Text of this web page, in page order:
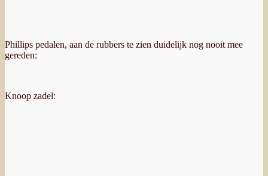
Phillips pedalen, aan de rubbers te zien duidelijk nog nooit mee
gereden:
Knoop zadel: